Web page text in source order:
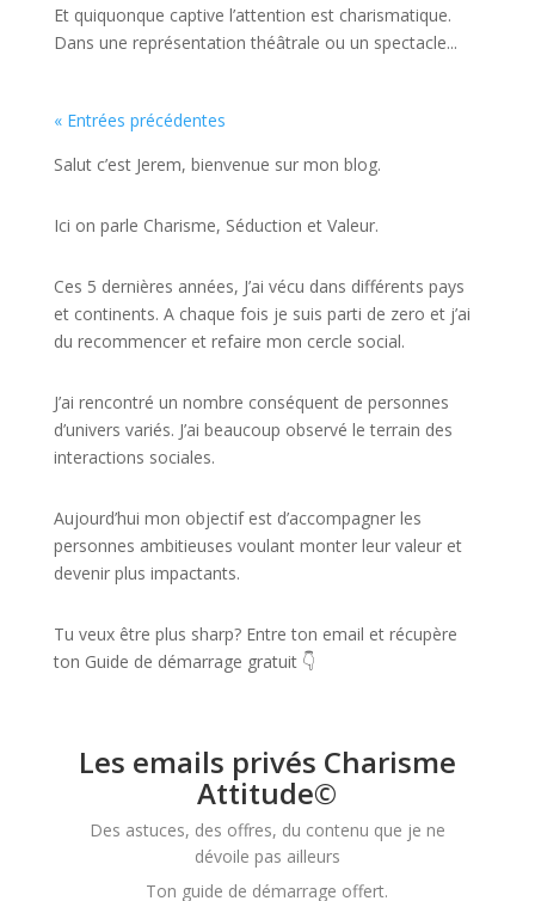
Et quiquonque captive l’attention est charismatique.
Dans une représentation théâtrale ou un spectacle...
« Entrées précédentes
Salut c’est Jerem, bienvenue sur mon blog.
Ici on parle Charisme, Séduction et Valeur.
Ces 5 dernières années, J’ai vécu dans différents pays
et continents. A chaque fois je suis parti de zero et j’ai
du recommencer et refaire mon cercle social.
J’ai rencontré un nombre conséquent de personnes
d’univers variés. J’ai beaucoup observé le terrain des
interactions sociales.
Aujourd’hui mon objectif est d’accompagner les
personnes ambitieuses voulant monter leur valeur et
devenir plus impactants.
Tu veux être plus sharp? Entre ton email et récupère
ton Guide de démarrage gratuit 👇
Les emails privés Charisme
Attitude©
Des astuces, des offres, du contenu que je ne
dévoile pas ailleurs
Ton guide de démarrage offert.